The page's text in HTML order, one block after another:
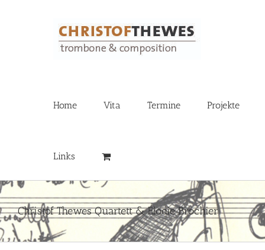
Home Vita Termine Projekte
Links
Christof Thewes Quartett & Élodie Brochier